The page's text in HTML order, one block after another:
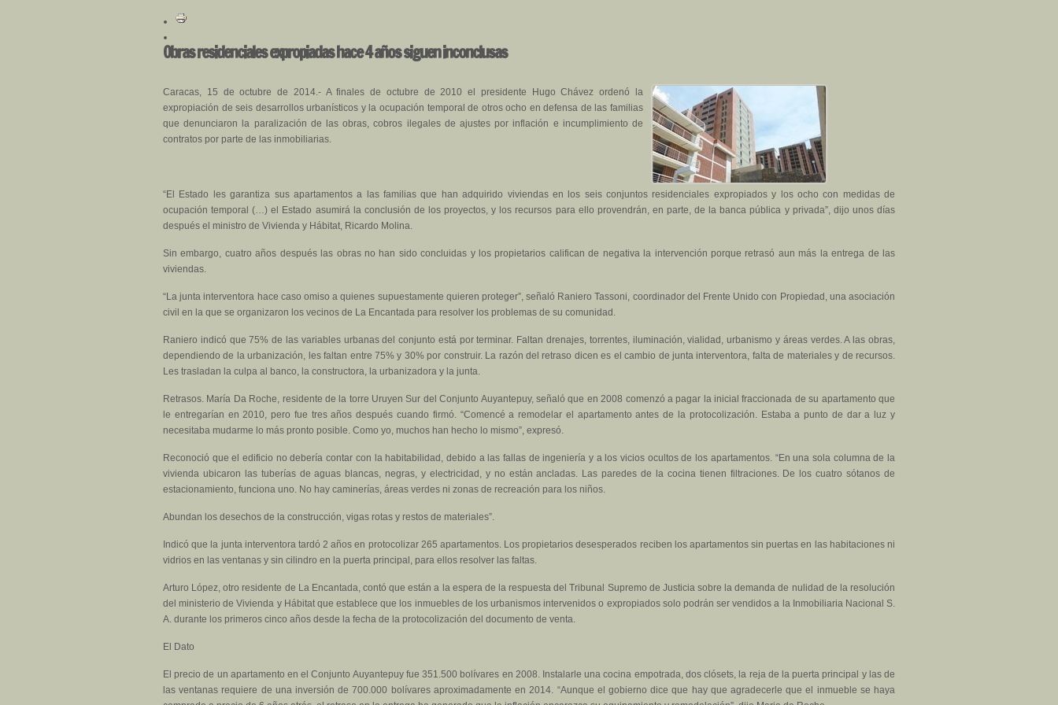
Obras residenciales expropiadas hace 4 años siguen inconclusas
Caracas, 15 de octubre de 2014.- A finales de octubre de 2010 el presidente Hugo Chávez ordenó la
expropiación de seis desarrollos urbanísticos y la ocupación temporal de otros ocho en defensa de las familias
que denunciaron la paralización de las obras, cobros ilegales de ajustes por inflación e incumplimiento de
contratos por parte de las inmobiliarias.
“El Estado les garantiza sus apartamentos a las familias que han adquirido viviendas en los seis conjuntos residenciales expropiados y los ocho con medidas de
ocupación temporal (…) el Estado asumirá la conclusión de los proyectos, y los recursos para ello provendrán, en parte, de la banca pública y privada”, dijo unos días
después el ministro de Vivienda y Hábitat, Ricardo Molina.
Sin embargo, cuatro años después las obras no han sido concluidas y los propietarios califican de negativa la intervención porque retrasó aun más la entrega de las
viviendas.
“La junta interventora hace caso omiso a quienes supuestamente quieren proteger”, señaló Raniero Tassoni, coordinador del Frente Unido con Propiedad, una asociación
civil en la que se organizaron los vecinos de La Encantada para resolver los problemas de su comunidad.
Raniero indicó que 75% de las variables urbanas del conjunto está por terminar. Faltan drenajes, torrentes, iluminación, vialidad, urbanismo y áreas verdes. A las obras,
dependiendo de la urbanización, les faltan entre 75% y 30% por construir. La razón del retraso dicen es el cambio de junta interventora, falta de materiales y de recursos.
Les trasladan la culpa al banco, la constructora, la urbanizadora y la junta.
Retrasos. María Da Roche, residente de la torre Uruyen Sur del Conjunto Auyantepuy, señaló que en 2008 comenzó a pagar la inicial fraccionada de su apartamento que
le entregarían en 2010, pero fue tres años después cuando firmó. “Comencé a remodelar el apartamento antes de la protocolización. Estaba a punto de dar a luz y
necesitaba mudarme lo más pronto posible. Como yo, muchos han hecho lo mismo”, expresó.
Reconoció que el edificio no debería contar con la habitabilidad, debido a las fallas de ingeniería y a los vicios ocultos de los apartamentos. “En una sola columna de la
vivienda ubicaron las tuberías de aguas blancas, negras, y electricidad, y no están ancladas. Las paredes de la cocina tienen filtraciones. De los cuatro sótanos de
estacionamiento, funciona uno. No hay caminerías, áreas verdes ni zonas de recreación para los niños.
Abundan los desechos de la construcción, vigas rotas y restos de materiales”.
Indicó que la junta interventora tardó 2 años en protocolizar 265 apartamentos. Los propietarios desesperados reciben los apartamentos sin puertas en las habitaciones ni
vidrios en las ventanas y sin cilindro en la puerta principal, para ellos resolver las faltas.
Arturo López, otro residente de La Encantada, contó que están a la espera de la respuesta del Tribunal Supremo de Justicia sobre la demanda de nulidad de la resolución
del ministerio de Vivienda y Hábitat que establece que los inmuebles de los urbanismos intervenidos o expropiados solo podrán ser vendidos a la Inmobiliaria Nacional S.
A. durante los primeros cinco años desde la fecha de la protocolización del documento de venta.
El Dato
El precio de un apartamento en el Conjunto Auyantepuy fue 351.500 bolívares en 2008. Instalarle una cocina empotrada, dos clósets, la reja de la puerta principal y las de
las ventanas requiere de una inversión de 700.000 bolívares aproximadamente en 2014. “Aunque el gobierno dice que hay que agradecerle que el inmueble se haya